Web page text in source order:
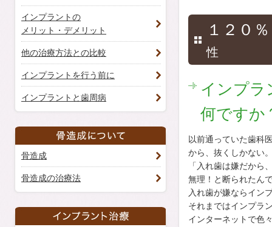
１２０
性
インプラ
何ですか
以前通っていた歯科
から、抜くしかない
「入れ歯は嫌だから
無理！と断られたん
入れ歯が嫌ならイン
それまではインプラ
インターネットで色
インプラントの
メリット・デメリット
他の治療方法との比較
インプラントを行う前に
インプラントと歯周病
骨造成
骨造成の治療法